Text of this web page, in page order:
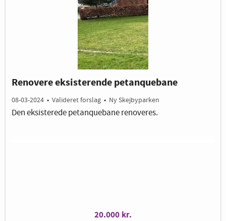
Renovere eksisterende petanquebane
08-03-2024 • Valideret forslag • Ny Skejbyparken
Den eksisterede petanquebane renoveres.
20.000 kr.